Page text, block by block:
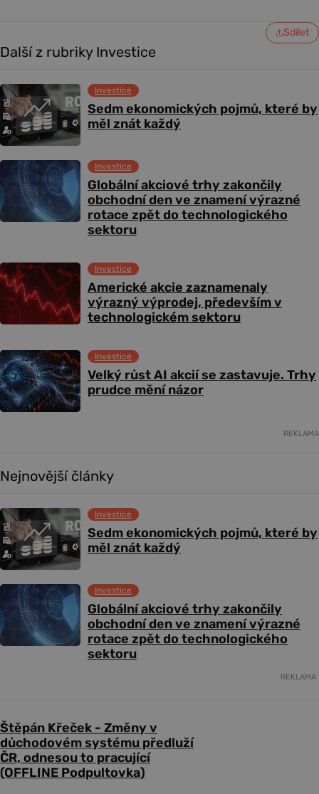
Sdílet
Další z rubriky Investice
Sedm ekonomických pojmů, které by
měl znát každý
Investice
Globální akciové trhy zakončily
obchodní den ve znamení výrazné
rotace zpět do technologického
sektoru
Investice
Americké akcie zaznamenaly
výrazný výprodej, především v
technologickém sektoru
Investice
Velký růst AI akcií se zastavuje. Trhy
prudce mění názor
Investice
REKLAMA
Nejnovější články
Sedm ekonomických pojmů, které by
měl znát každý
Investice
Globální akciové trhy zakončily
obchodní den ve znamení výrazné
rotace zpět do technologického
sektoru
Investice
REKLAMA
Štěpán Křeček - Změny v
důchodovém systému předluží
ČR, odnesou to pracující
(OFFLINE Podpultovka)